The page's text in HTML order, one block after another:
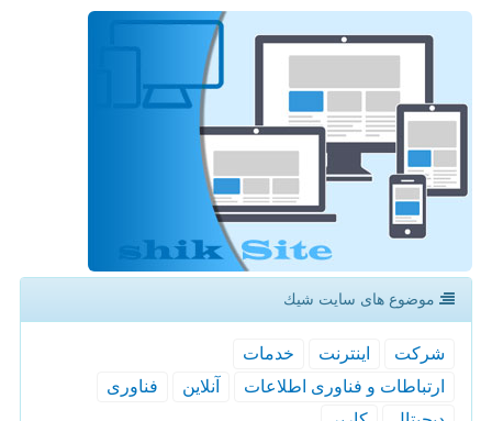
موضوع های سایت شیك
شركت اینترنت
خدمات
ارتباطات و فناوری اطلاعات
آنلاین
فناوری